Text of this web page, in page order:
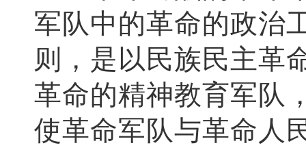
军队中的革命的政治
则，是以民族民主革
革命的精神教育军队
使革命军队与革命人